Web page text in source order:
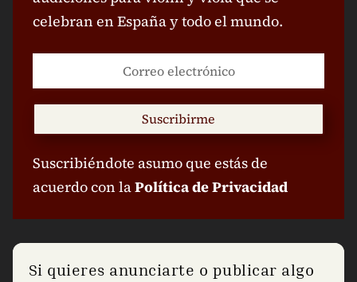
celebran en España y todo el mundo.
Suscribirme
Suscribiéndote asumo que estás de
acuerdo con laPolítica de Privacidad
Si quieres anunciarte o publicar algo